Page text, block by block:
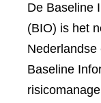
De Baseline
(BIO) is het
Baseline